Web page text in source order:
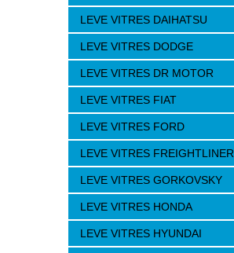
LEVE VITRES DAIHATSU
LEVE VITRES DODGE
LEVE VITRES DR MOTOR
LEVE VITRES FIAT
LEVE VITRES FORD
LEVE VITRES FREIGHTLINER
LEVE VITRES GORKOVSKY
LEVE VITRES HONDA
LEVE VITRES HYUNDAI